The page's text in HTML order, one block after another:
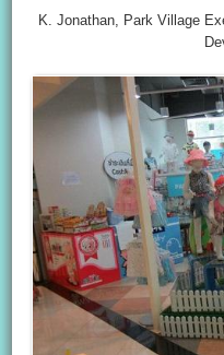
K. Jonathan, Park Village